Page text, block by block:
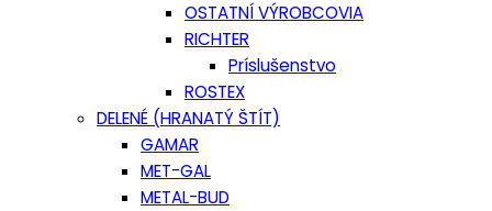
OSTATNÍ VÝROBCOVIA
RICHTER
Príslušenstvo
ROSTEX
DELENÉ (HRANATÝ ŠTÍT)
GAMAR
MET-GAL
METAL-BUD